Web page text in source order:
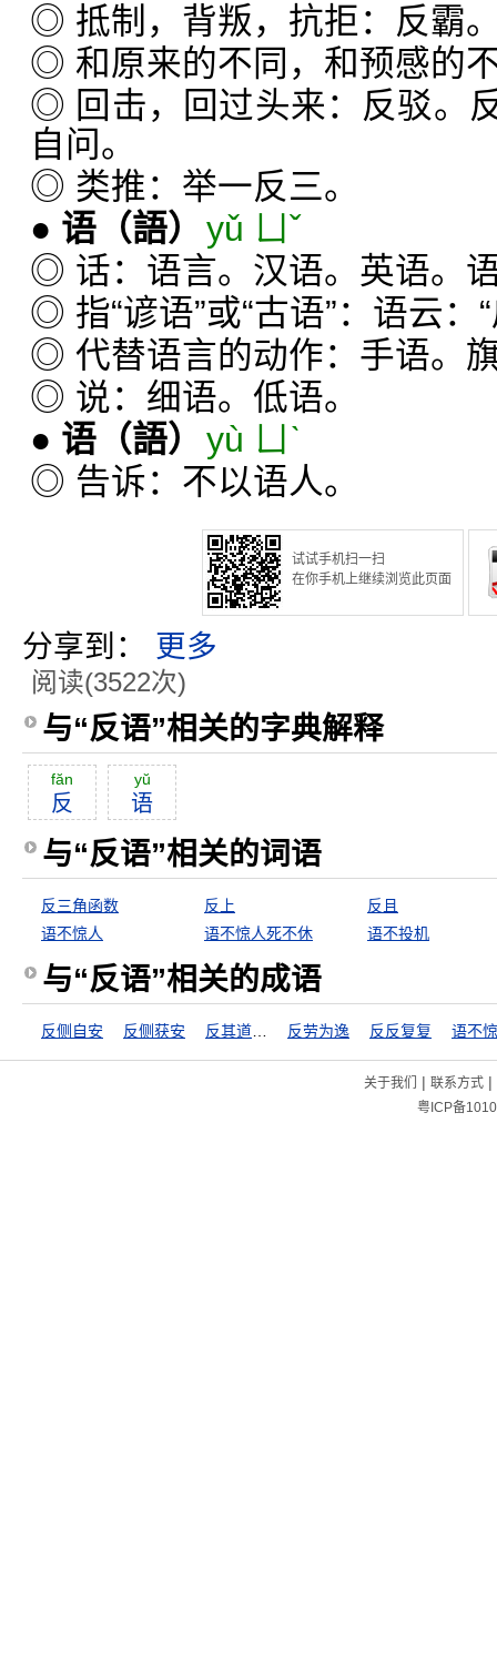
◎ 抵制，背叛，抗拒：反霸
◎ 和原来的不同，和预感的
◎ 回击，回过头来：反驳。
自问。
◎ 类推：举一反三。
● 语 （語） yǔ ㄩˇ
◎ 话：语言。汉语。英语。
◎ 指“谚语”或“古语”：语云：
◎ 代替语言的动作：手语。
◎ 说：细语。低语。
● 语 （語） yù ㄩˋ
◎ 告诉：不以语人。
试试手机扫一扫
在你手机上继续浏览此页面
分享到： 更多
阅读(3522次)
与“反语”相关的字典解释
făn
反
yŭ
语
与“反语”相关的词语
反三角函数 反上
反且
语不惊人
语不惊人死不休 语不投机
与“反语”相关的成语
反侧自安 反侧获安 反劳为逸 反反复复 语不
关于我们 | 联系方式|
粤ICP备